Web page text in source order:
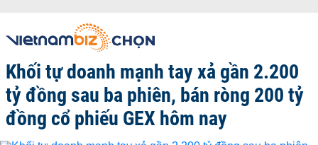
Khối tự doanh mạnh tay xả gần 2.200
tỷ đồng sau ba phiên, bán ròng 200 tỷ
đồng cổ phiếu GEX hôm nay